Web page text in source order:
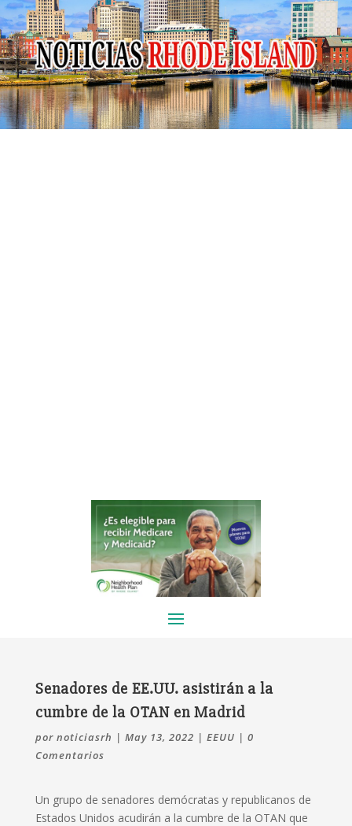
Senadores de EE.UU. asistirán a la
cumbre de la OTAN en Madrid
por noticiasrh | May 13, 2022 | EEUU | 0
Comentarios
Un grupo de senadores demócratas y republicanos de
Estados Unidos acudirán a la cumbre de la OTAN que